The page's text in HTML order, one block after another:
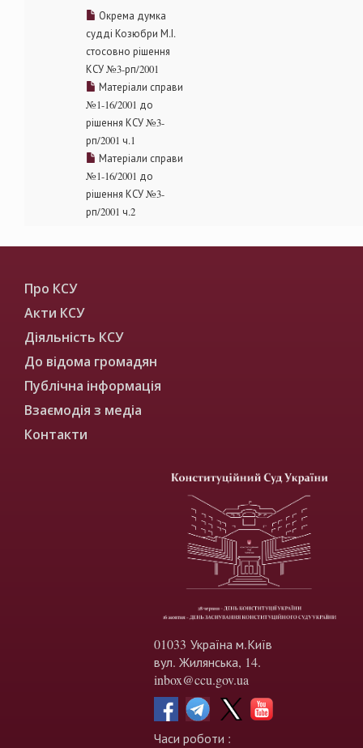
Окрема думка
судді Козюбри М.І.
стосовно рішення
КСУ №3-рп/2001
Матеріали справи
№1-16/2001 до
рішення КСУ №3-
рп/2001 ч.1
Матеріали справи
№1-16/2001 до
рішення КСУ №3-
рп/2001 ч.2
Про КСУ
Акти КСУ
Діяльність КСУ
До відома громадян
Публічна інформація
Взаємодія з медіа
Контакти
01033 Україна м.Київ
вул. Жилянська, 14.
inbox@ccu.gov.ua
Часи роботи :